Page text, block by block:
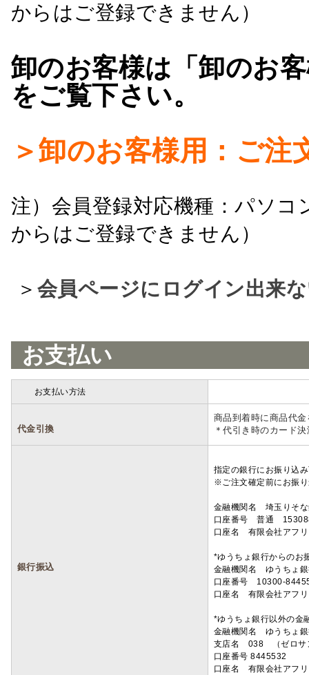
からはご登録できません）
卸のお客様は「卸のお
をご覧下さい。
＞卸のお客様用：ご注
注）会員登録対応機種：パソ
からはご登録できません）
＞ 会員ページにログイン出来
お支払い
お支払い方法
代金引換
商品到着時に商品代
＊代引き時のカード
銀行振込
指定の銀行にお振り込
※ご注文確定前にお振
金融機関名 埼玉りそ
口座番号 普通
口座名 有限会社アフ
*ゆうちょ銀行からのお
金融機関名 ゆうちょ
口座番号 10300-
口座名 有限会社アフ
*ゆうちょ銀行以外の金
金融機関名 ゆうちょ
支店名 038 （ゼロサ
口座番号 8445532
口座名 有限会社アフ